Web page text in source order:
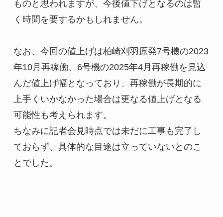
ものと思われますが、今後値下げとなるのは暫
く時間を要するかもしれません。
なお、今回の値上げは柏崎刈羽原発7号機の2023
年10月再稼働、6号機の2025年4月再稼働を見込
んだ値上げ幅となっており、再稼働が長期的に
上手くいかなかった場合は更なる値上げとなる
可能性も考えられます。
ちなみに記者会見時点では未だに工事も完了し
ておらず、具体的な目途は立っていないとのこ
とでした。